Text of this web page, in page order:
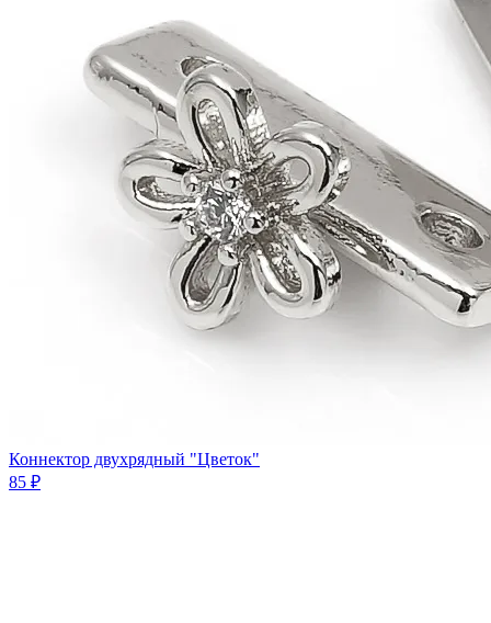
Коннектор двухрядный "Цветок"
85 ₽